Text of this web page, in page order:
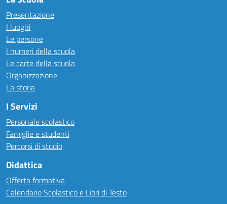
Presentazione
I luoghi
Le persone
I numeri della scuola
Le carte della scuola
Organizzazione
La storia
I Servizi
Personale scolastico
Famiglie e studenti
Percorsi di studio
Didattica
Offerta formativa
Calendario Scolastico e Libri di Testo